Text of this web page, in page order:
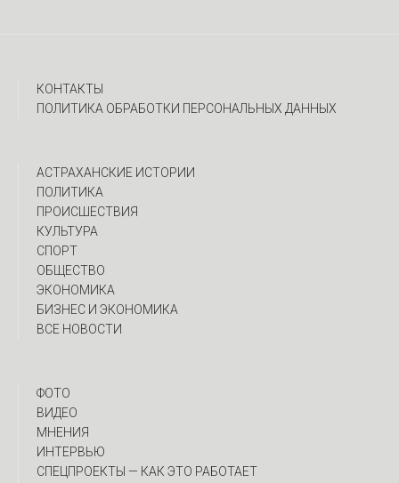
КОНТАКТЫ
ПОЛИТИКА ОБРАБОТКИ ПЕРСОНАЛЬНЫХ ДАННЫХ
АСТРАХАНСКИЕ ИСТОРИИ
ПОЛИТИКА
ПРОИСШЕСТВИЯ
КУЛЬТУРА
СПОРТ
ОБЩЕСТВО
ЭКОНОМИКА
БИЗНЕС И ЭКОНОМИКА
ВСЕ НОВОСТИ
ФОТО
ВИДЕО
МНЕНИЯ
ИНТЕРВЬЮ
CПЕЦПРОЕКТЫ — КАК ЭТО РАБОТАЕТ